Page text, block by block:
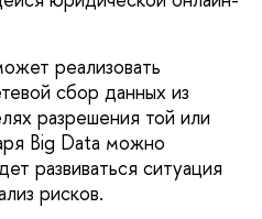
реализовать
сбор данных из
разрешения той или
Big Data можно
развиваться ситуация
рисков.